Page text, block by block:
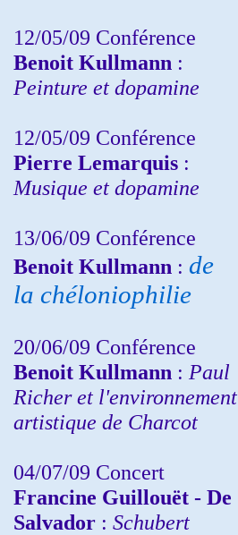
12/05/09 Conférence
Benoit Kullmann :
Peinture et dopamine
12/05/09 Conférence
Pierre Lemarquis :
Musique et dopamine
13/06/09 Conférence
Benoit Kullmann : de
la chéloniophilie
20/06/09 Conférence
Benoit Kullmann : Paul
Richer et l'environnement
artistique de Charcot
04/07/09 Concert
Francine Guillouët - De
Salvador : Schubert